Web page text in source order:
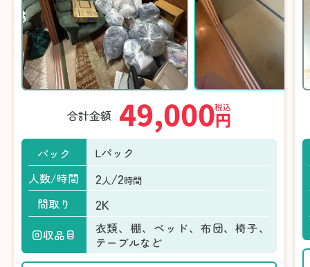
合計金額 49,000円
税込
パック
Lパック
人数/時間
2人/2時間
間取り 2K
回収品目
衣類、棚、ベッド、布団、椅子、
テーブルなど